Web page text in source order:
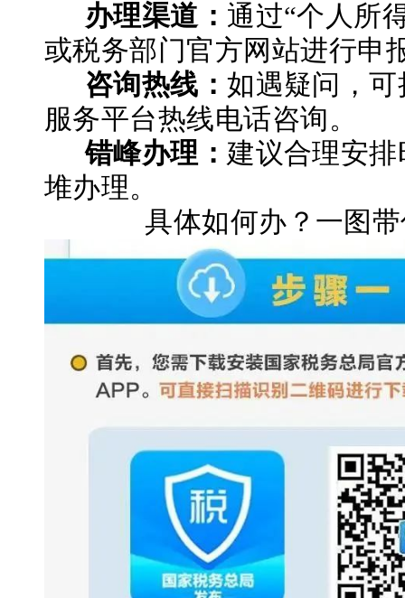
办理渠道： 通过“个人所
或税务部门官方网站进行申
咨询热线：如遇疑问，可
服务平台热线电话咨询。
错峰办理： 建议合理安
堆办理。
具体如何办？一图